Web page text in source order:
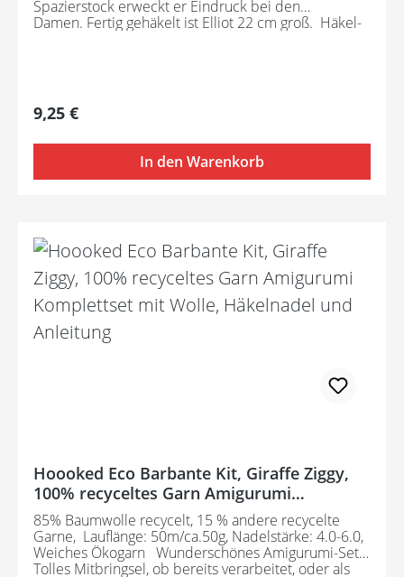
Spazierstock erweckt er Eindruck bei den
Damen. Fertig gehäkelt ist Elliot 22 cm groß. Häkel-
Regulärer Preis:
9,25 €
In den Warenkorb
Hoooked Eco Barbante Kit, Giraffe Ziggy,
100% recyceltes Garn Amigurumi
Komplettset mit Wolle, Häkelnadel und
Anleitung
85% Baumwolle recycelt, 15 % andere recycelte
Garne, Lauflänge: 50m/ca.50g, Nadelstärke: 4.0-6.0,
Weiches Ökogarn Wunderschönes Amigurumi-Set
Tolles Mitbringsel, ob bereits verarbeitet, oder als